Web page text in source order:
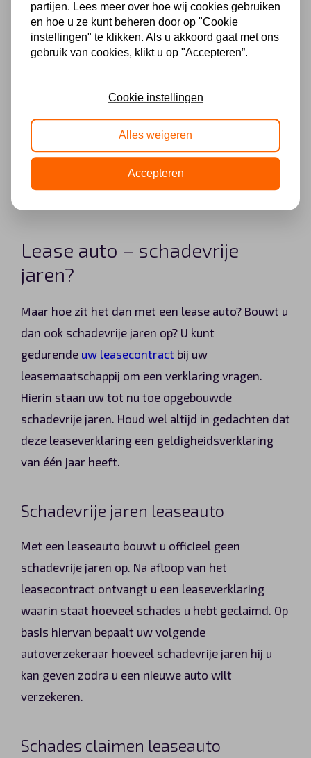
hoeveel schadevrije jaren u hebt opgebouwd.
Maar dit is niet langer nodig. Op uw
autoverzekeringspolis kunt u namelijk zien
is sinds 2014 verplicht. Mocht u deze papieren niet
jaren opvragen. Dit kan bij uw huidige
autoverzekeraar, maar ook bij de centrale
database ‘Roy Data’. Hiervan krijgt u binnen 28
Lease auto – schadevrije
jaren?
Maar hoe zit het dan met een lease auto? Bouwt u
dan ook schadevrije jaren op? U kunt
gedurende uw leasecontract bij uw
leasemaatschappij om een verklaring vragen.
Hierin staan uw tot nu toe opgebouwde
schadevrije jaren. Houd wel altijd in gedachten dat
deze leaseverklaring een geldigheidsverklaring
van één jaar heeft.
Schadevrije jaren leaseauto
Met een leaseauto bouwt u officieel geen
schadevrije jaren op. Na afloop van het
leasecontract ontvangt u een leaseverklaring
waarin staat hoeveel schades u hebt geclaimd. Op
basis hiervan bepaalt uw volgende
autoverzekeraar hoeveel schadevrije jaren hij u
kan geven zodra u een nieuwe auto wilt
verzekeren.
Schades claimen leaseauto
partijen. Lees meer over hoe wij cookies gebruiken
en hoe u ze kunt beheren door op "Cookie
instellingen" te klikken. Als u akkoord gaat met ons
gebruik van cookies, klikt u op "Accepteren”.
Cookie instellingen
Alles weigeren
Accepteren